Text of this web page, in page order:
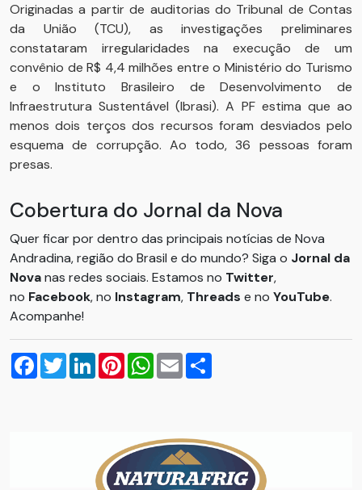
Originadas a partir de auditorias do Tribunal de Contas
da União (TCU), as investigações preliminares
constataram irregularidades na execução de um
convênio de R$ 4,4 milhões entre o Ministério do Turismo
e o Instituto Brasileiro de Desenvolvimento de
Infraestrutura Sustentável (Ibrasi). A PF estima que ao
menos dois terços dos recursos foram desviados pelo
esquema de corrupção. Ao todo, 36 pessoas foram
presas.
Cobertura do Jornal da Nova
Quer ficar por dentro das principais notícias de Nova
Andradina, região do Brasil e do mundo? Siga o Jornal da
Novanas redes sociais. Estamos no Twitter,
no Facebook, no Instagram, Threads e no YouTube.
Acompanhe!
Facebook
TwitterLinkedInPinterestWhatsApp
Email